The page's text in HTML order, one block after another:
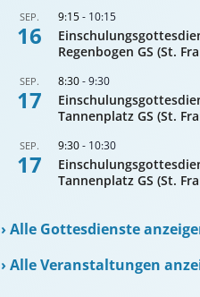
SEP.
16
9:15- 10:15
Regenbogen GS (St.
SEP.
17
8:30-9:30
Tannenplatz GS (St.
SEP.
17
9:30- 10:30
Tannenplatz GS (St.
›Alle Gottesdienste
›Alle Veranstaltungen